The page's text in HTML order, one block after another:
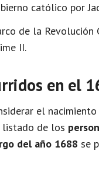
católico por
de la
II.
en el
el
listado de los
del año 1688 se